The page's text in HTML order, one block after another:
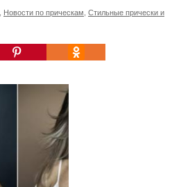
Новости по прическам Стильные прически и